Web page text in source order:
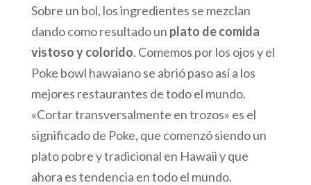
Sobre un bol, los ingredientes se mezclan
dando como resultado un plato de comida
vistoso y colorido. Comemos por los ojos y el
Poke bowl hawaiano se abrió paso así a los
mejores restaurantes de todo el mundo.
«Cortar transversalmente en trozos» es el
significado de Poke, que comenzó siendo un
plato pobre y tradicional en Hawaii y que
ahora es tendencia en todo el mundo.